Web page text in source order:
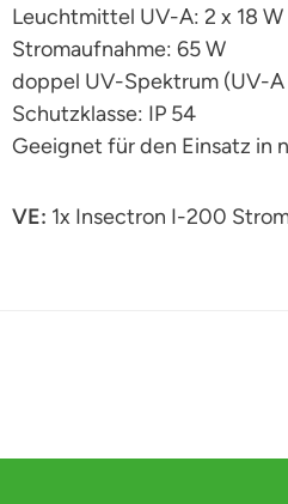
Leuchtmittel UV-A: 2 x 18 W
Stromaufnahme: 65 W
doppel UV-Spektrum (UV-A
Schutzklasse: IP 54
Geeignet für den Einsatz in
VE: 1x Insectron I-200